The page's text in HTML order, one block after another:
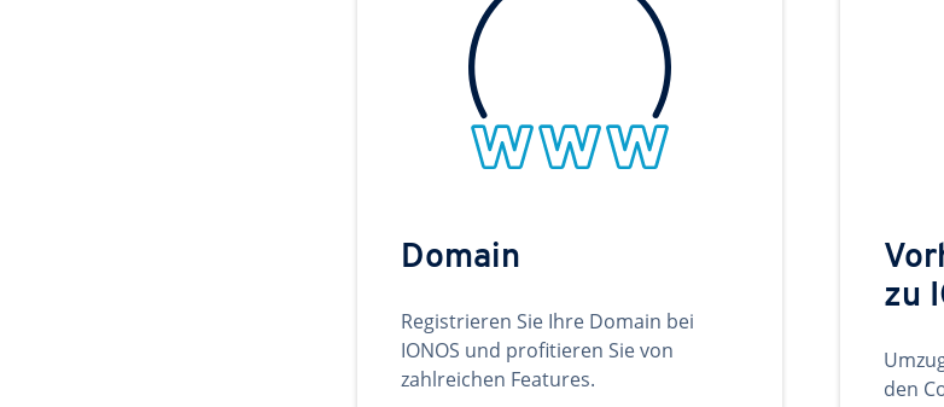
Domain
Registrieren Sie Ihre Domain bei
IONOS und profitieren Sie von
zahlreichen Features.
zu
den